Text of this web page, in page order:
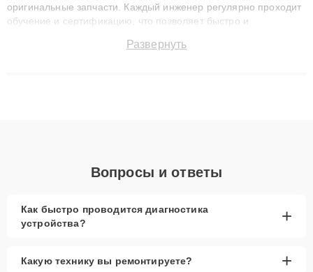
оригинальные запчасти. Каждый инженер регулярно проходит
обучение и сертификацию, что позволяет быстро и
сохранением гарантии до 3 лет. Наши мастера решают
Развернуть
Вопросы и ответы
Как быстро проводится диагностика
устройства?
+
Какую технику вы ремонтируете? +